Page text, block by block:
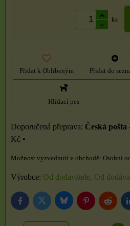
ks
Přidat k Oblíbeným Přidat do
Hlídací pes
Česká
Kč •
Osobní
Výrobce: Od dodavatele, Od
FacebookTwitter BlueskyPinterestReddit